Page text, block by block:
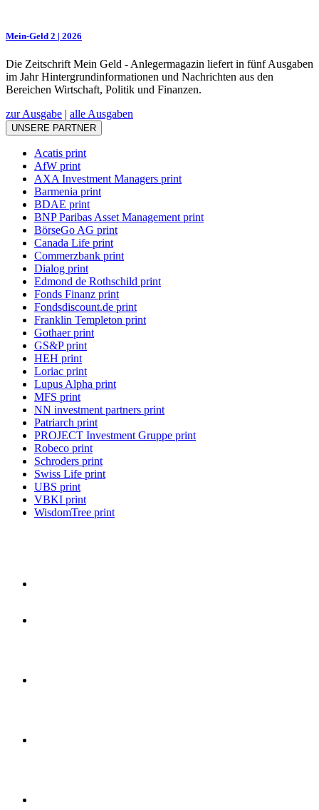
Mein-Geld 2 | 2026
Die Zeitschrift Mein Geld - Anlegermagazin liefert in fünf Ausgaben
im Jahr Hintergrundinformationen und Nachrichten aus den
Bereichen Wirtschaft, Politik und Finanzen.
zur Ausgabe | alle Ausgaben
UNSERE PARTNER
Acatis print
AfW print
AXA Investment Managers print
Barmenia print
BDAE print
BNP Paribas Asset Management print
BörseGo AG print
Canada Life print
Commerzbank print
Dialog print
Edmond de Rothschild print
Fonds Finanz print
Fondsdiscount.de print
Franklin Templeton print
Gothaer print
GS&P print
HEH print
Loriac print
Lupus Alpha print
MFS print
NN investment partners print
Patriarch print
PROJECT Investment Gruppe print
Robeco print
Schroders print
Swiss Life print
UBS print
VBKI print
WisdomTree print